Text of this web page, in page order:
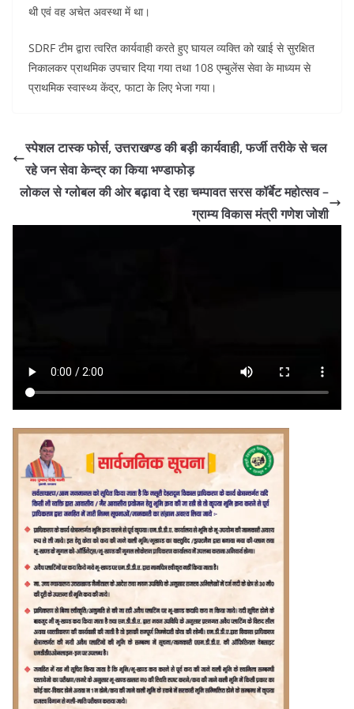
थी एवं वह अचेत अवस्था में था।
SDRF टीम द्वारा त्वरित कार्यवाही करते हुए घायल व्यक्ति को खाई से सुरक्षित
निकालकर प्राथमिक उपचार दिया गया तथा 108 एम्बुलेंस सेवा के माध्यम से
प्राथमिक स्वास्थ्य केंद्र, फाटा के लिए भेजा गया।
स्पेशल टास्क फोर्स, उत्तराखण्ड की बड़ी कार्यवाही, फर्जी तरीके से चल
रहे जन सेवा केन्द्र का किया भण्डाफोड़
लोकल से ग्लोबल की ओर बढ़ावा दे रहा चम्पावत सरस कॉर्बेट महोत्सव –
ग्राम्य विकास मंत्री गणेश जोशी